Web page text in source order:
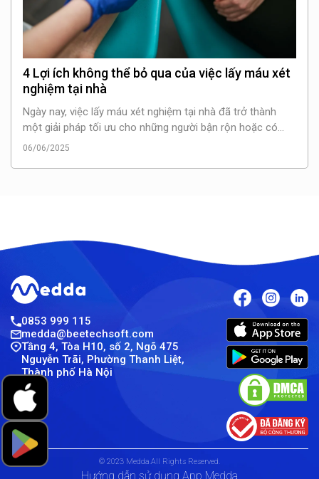
4 Lợi ích không thể bỏ qua của việc lấy máu xét
nghiệm tại nhà
Ngày nay, việc lấy máu xét nghiệm tại nhà đã trở thành
một giải pháp tối ưu cho những người bận rộn hoặc có
khó khăn trong việc di chuyển.
06/06/2025
0853 999 115
medda@beetechsoft.com
Tầng 4, Tòa H10, số 2, Ngõ 475
Nguyễn Trãi, Phường Thanh Liệt,
Thành phố Hà Nội
© 2023 Medda.All Rights Reserved.
Hướng dẫn sử dụng App Medda